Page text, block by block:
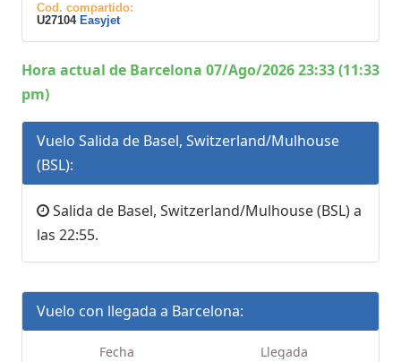
Cod. compartido:
U27104 Easyjet
Hora actual de Barcelona 07/Ago/2026 23:33 (11:33
pm)
Vuelo Salida de Basel, Switzerland/Mulhouse
(BSL):
Salida de Basel, Switzerland/Mulhouse (BSL) a
las 22:55.
Vuelo con llegada a Barcelona:
Fecha Llegada